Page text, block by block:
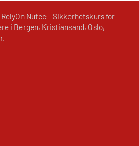
RelyOn Nutec - Sikkerhetskurs for
i Bergen, Kristiansand, Oslo,